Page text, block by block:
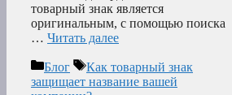
товарный знак является
оригинальным, с помощью поиска
… Читать далее
Рубрики
Блог Метки
Как товарный знак
защищает название вашей